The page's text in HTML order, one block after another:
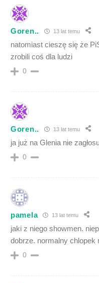
Goren.. 13 lat temu
natomiast cieszę się że
zrobili coś dla ludzi
0
Goren.. 13 lat temu
ja już na Glenia nie
0
pamela 13 lat temu
jaki z niego showmen.
dobrze. normalny chlopek
0